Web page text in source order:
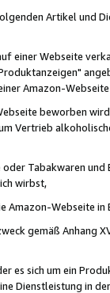
Artikel und
einer Webseite
Amazon-
beworben
Vertrieb
Tabakwaren
wirbst,
Amazon-Webseite in
gemäß Anhang
es sich um ein
Dienstleistung in